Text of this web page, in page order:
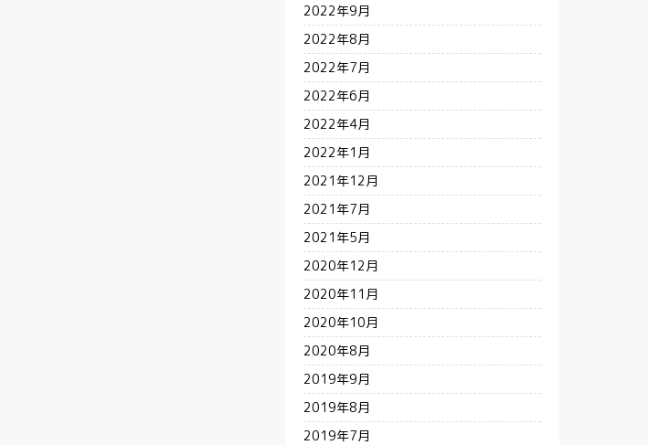
2022年9月
2022年8月
2022年7月
2022年6月
2022年4月
2022年1月
2021年12月
2021年7月
2021年5月
2020年12月
2020年11月
2020年10月
2020年8月
2019年9月
2019年8月
2019年7月